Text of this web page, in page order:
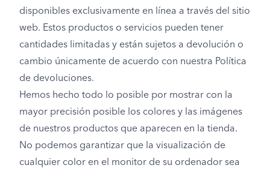
disponibles exclusivamente en línea a través del sitio
web. Estos productos o servicios pueden tener
cantidades limitadas y están sujetos a devolución o
cambio únicamente de acuerdo con nuestra Política
de devoluciones.
Hemos hecho todo lo posible por mostrar con la
mayor precisión posible los colores y las imágenes
de nuestros productos que aparecen en la tienda.
No podemos garantizar que la visualización de
cualquier color en el monitor de su ordenador sea